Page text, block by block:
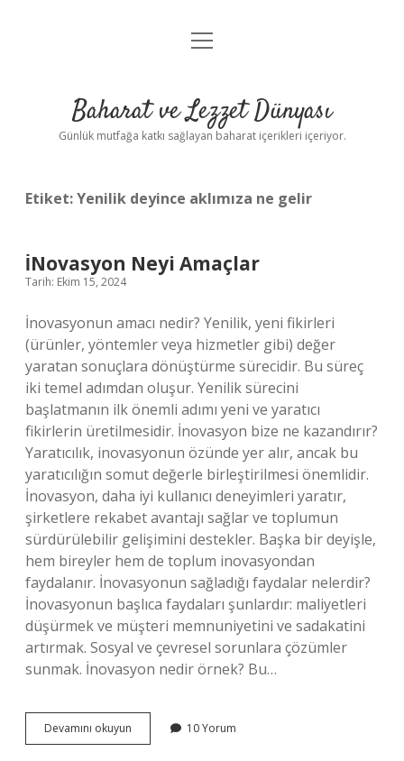
Anasayfa
Yasal Uyarı
menüyü
Baharat ve Lezzet Dünyası
Günlük mutfağa katkı sağlayan baharat içerikleri içeriyor.
Etiket:Yenilik deyince aklımıza ne gelir
İNovasyon Neyi Amaçlar
Tarih: Ekim 15, 2024
İnovasyonun amacı nedir? Yenilik, yeni fikirleri
(ürünler, yöntemler veya hizmetler gibi) değer
yaratan sonuçlara dönüştürme sürecidir. Bu süreç
iki temel adımdan oluşur. Yenilik sürecini
başlatmanın ilk önemli adımı yeni ve yaratıcı
fikirlerin üretilmesidir. İnovasyon bize ne kazandırır?
Yaratıcılık, inovasyonun özünde yer alır, ancak bu
yaratıcılığın somut değerle birleştirilmesi önemlidir.
İnovasyon, daha iyi kullanıcı deneyimleri yaratır,
şirketlere rekabet avantajı sağlar ve toplumun
sürdürülebilir gelişimini destekler. Başka bir deyişle,
hem bireyler hem de toplum inovasyondan
faydalanır. İnovasyonun sağladığı faydalar nelerdir?
İnovasyonun başlıca faydaları şunlardır: maliyetleri
düşürmek ve müşteri memnuniyetini ve sadakatini
artırmak. Sosyal ve çevresel sorunlara çözümler
sunmak. İnovasyon nedir örnek? Bu…
Devamını okuyun İNovasyon
Neyi
10 Yorum